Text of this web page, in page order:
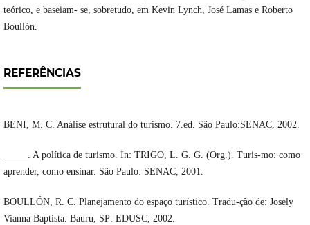
teórico, e baseiam- se, sobretudo, em Kevin Lynch, José Lamas e Roberto
Boullón.
REFERÊNCIAS
BENI, M. C. Análise estrutural do turismo. 7.ed. São Paulo:SENAC, 2002.
_____. A política de turismo. In: TRIGO, L. G. G. (Org.). Turis-mo: como
aprender, como ensinar. São Paulo: SENAC, 2001.
BOULLÓN, R. C. Planejamento do espaço turístico. Tradu-ção de: Josely
Vianna Baptista. Bauru, SP: EDUSC, 2002.